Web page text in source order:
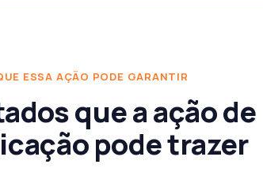
ESSA AÇÃO PODE GARANTIR
que a ação de
pode trazer